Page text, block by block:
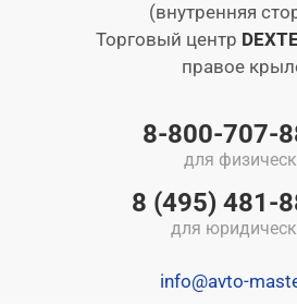
(внутренняя
Торговый центр
правое
8-800-707-
для
8 (495) 481-
для
info@avto-